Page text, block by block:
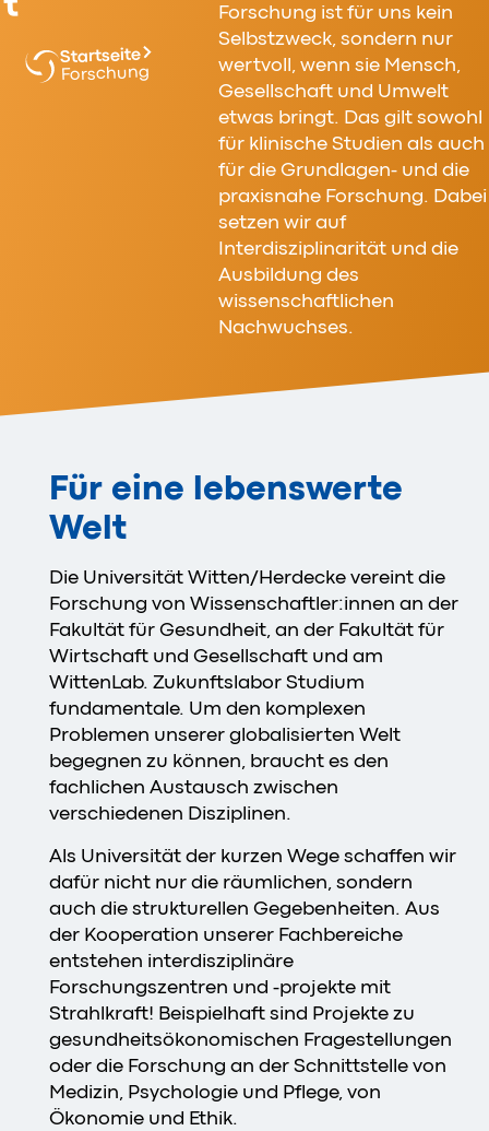
Startseite
Forschung
Forschung ist für uns kein
Selbstzweck, sondern nur
wertvoll, wenn sie Mensch,
Gesellschaft und Umwelt
etwas bringt. Das gilt sowohl
für klinische Studien als auch
für die Grundlagen- und die
praxisnahe Forschung. Dabei
setzen wir auf
Interdisziplinarität und die
Ausbildung des
wissenschaftlichen
Nachwuchses.
Für eine lebenswerte
Welt
Die Universität Witten/Herdecke vereint die
Forschung von Wissenschaftler:innen an der
Fakultät für Gesundheit, an der Fakultät für
Wirtschaft und Gesellschaft und am
WittenLab. Zukunftslabor Studium
fundamentale. Um den komplexen
Problemen unserer globalisierten Welt
begegnen zu können, braucht es den
fachlichen Austausch zwischen
verschiedenen Disziplinen.
Als Universität der kurzen Wege schaffen wir
dafür nicht nur die räumlichen, sondern
auch die strukturellen Gegebenheiten. Aus
der Kooperation unserer Fachbereiche
entstehen interdisziplinäre
Forschungszentren und -projekte mit
Strahlkraft! Beispielhaft sind Projekte zu
gesundheitsökonomischen Fragestellungen
oder die Forschung an der Schnittstelle von
Medizin, Psychologie und Pflege, von
Ökonomie und Ethik.